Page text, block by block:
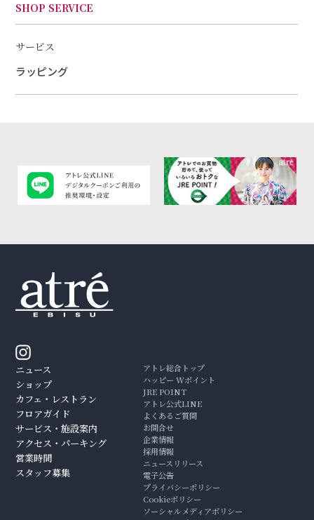
SHOP SERVICE
サービス
ラッピング
ニュース
ショップ
カフェ・レストラン
フロアガイド
サービス・施設案内
アクセス・パーキング
営業時間
スタッフ募集
アトレ総合トップ
ハッピー Wポイント
JRE POINT
アトレ公式LINE
よくあるご質問
お問合せ
企業情報
採用情報
ニュースリリース
電子公告
プライバシーポリシー
Cookieポリシー
ソーシャルメディアポリシー